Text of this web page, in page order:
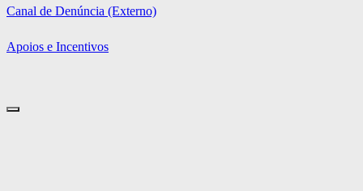
Canal de Denúncia (Externo)
Apoios e Incentivos